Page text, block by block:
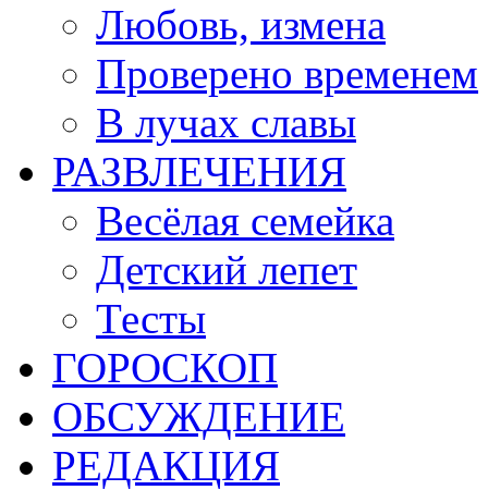
Любовь, измена
Проверено временем
В лучах славы
РАЗВЛЕЧЕНИЯ
Весёлая семейка
Детский лепет
Тесты
ГОРОСКОП
ОБСУЖДЕНИЕ
РЕДАКЦИЯ